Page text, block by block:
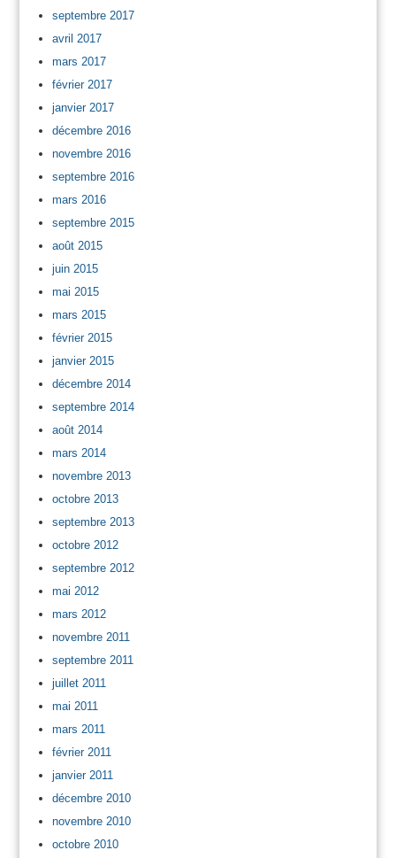
septembre 2017
avril 2017
mars 2017
février 2017
janvier 2017
décembre 2016
novembre 2016
septembre 2016
mars 2016
septembre 2015
août 2015
juin 2015
mai 2015
mars 2015
février 2015
janvier 2015
décembre 2014
septembre 2014
août 2014
mars 2014
novembre 2013
octobre 2013
septembre 2013
octobre 2012
septembre 2012
mai 2012
mars 2012
novembre 2011
septembre 2011
juillet 2011
mai 2011
mars 2011
février 2011
janvier 2011
décembre 2010
novembre 2010
octobre 2010